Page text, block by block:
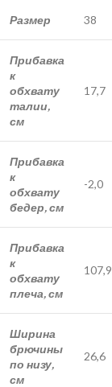
Размер 38
Прибавка
к
обхвату
талии,
см
17,7
Прибавка
к
обхвату
бедер, см
-2,0
Прибавка
к
обхвату
плеча, см
107,9
Ширина
брючины
по низу,
см
26,6